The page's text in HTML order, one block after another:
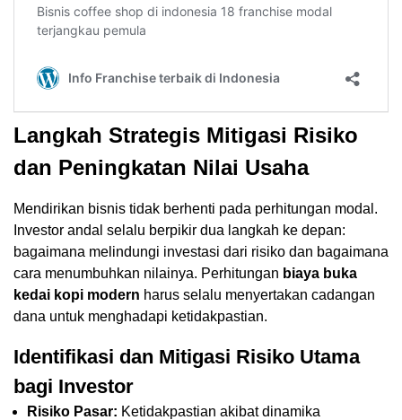
Langkah Strategis Mitigasi Risiko
dan Peningkatan Nilai Usaha
Mendirikan bisnis tidak berhenti pada perhitungan modal.
Investor andal selalu berpikir dua langkah ke depan:
bagaimana melindungi investasi dari risiko dan bagaimana
cara menumbuhkan nilainya. Perhitungan biaya buka
kedai kopi modern harus selalu menyertakan cadangan
dana untuk menghadapi ketidakpastian.
Identifikasi dan Mitigasi Risiko Utama
bagi Investor
Risiko Pasar: Ketidakpastian akibat dinamika